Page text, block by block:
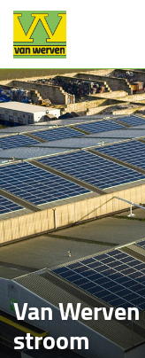
Van
stroom